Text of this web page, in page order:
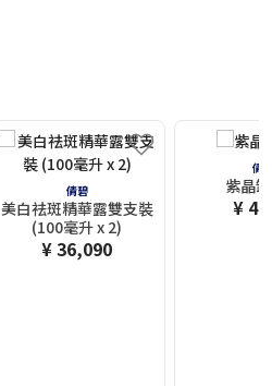
倩碧
美白祛斑精華露雙支裝
(100毫升 x 2)
¥ 36,090
倩
紫晶
¥